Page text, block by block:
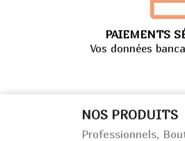
PAIEMENTS
Vos données
NOS PRODUITS
Professionnels,